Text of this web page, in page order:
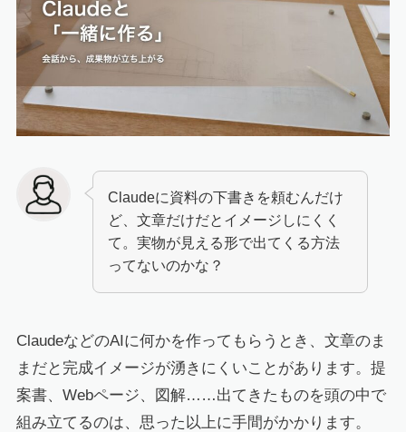
Claudeに資料の下書きを頼むんだけ
ど、文章だけだとイメージしにくく
て。実物が見える形で出てくる方法
ってないのかな？
ClaudeなどのAIに何かを作ってもらうとき、文章のま
まだと完成イメージが湧きにくいことがあります。提
案書、Webページ、図解……出てきたものを頭の中で
組み立てるのは、思った以上に手間がかかります。